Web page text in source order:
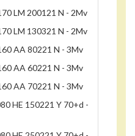
LM 200121 N - 2Mv
LM 130321 N - 2Mv
AA 80221 N - 3Mv
AA 60221 N - 3Mv
AA 70221 N - 3Mv
HE 150221 Y 70+d -